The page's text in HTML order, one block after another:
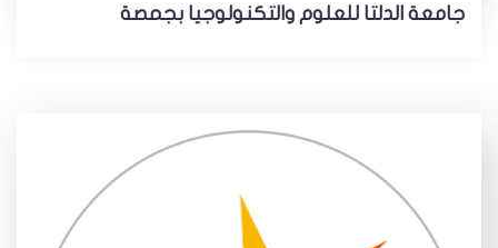
جامعة الدلتا للعلوم والتكنولوجيا بجمصة